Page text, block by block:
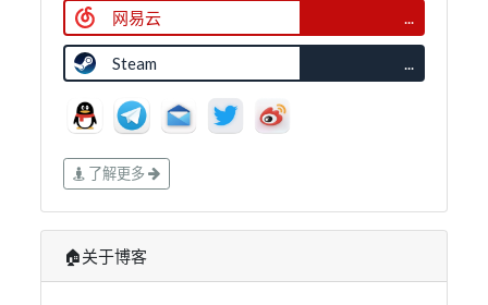
网易云 ...
Steam ...
了解更多
🏠关于博客